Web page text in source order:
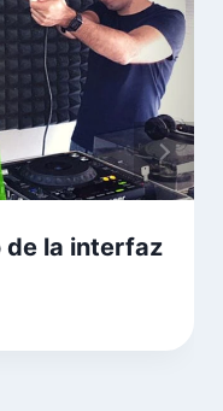
de la interfaz